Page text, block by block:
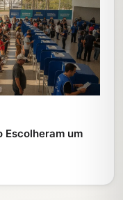
Escolheram um